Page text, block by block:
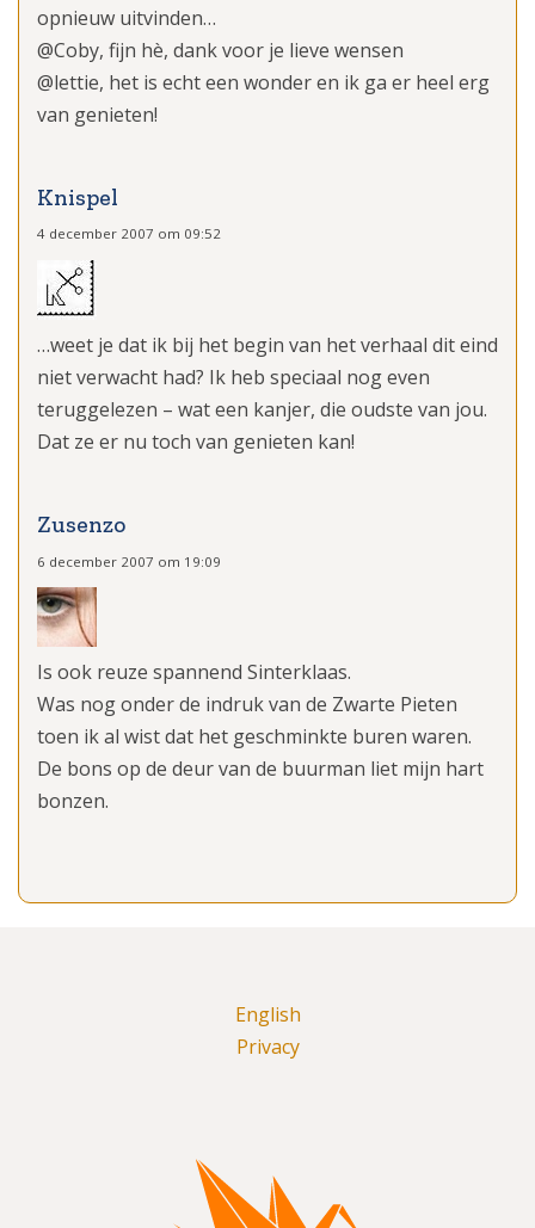
opnieuw uitvinden…
@Coby, fijn hè, dank voor je lieve wensen
@lettie, het is echt een wonder en ik ga er heel erg
van genieten!
Knispel
4 december 2007 om 09:52
…weet je dat ik bij het begin van het verhaal dit eind
niet verwacht had? Ik heb speciaal nog even
teruggelezen – wat een kanjer, die oudste van jou.
Dat ze er nu toch van genieten kan!
Zusenzo
6 december 2007 om 19:09
Is ook reuze spannend Sinterklaas.
Was nog onder de indruk van de Zwarte Pieten
toen ik al wist dat het geschminkte buren waren.
De bons op de deur van de buurman liet mijn hart
bonzen.
English
Privacy